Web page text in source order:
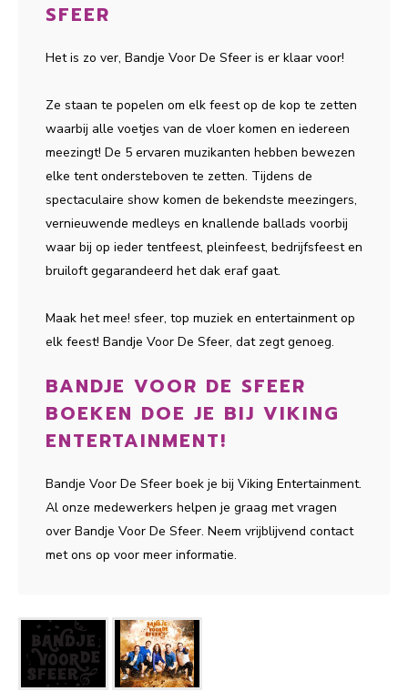
SFEER
Het is zo ver, Bandje Voor De Sfeer is er klaar voor!
Ze staan te popelen om elk feest op de kop te zetten
waarbij alle voetjes van de vloer komen en iedereen
meezingt! De 5 ervaren muzikanten hebben bewezen
elke tent ondersteboven te zetten. Tijdens de
spectaculaire show komen de bekendste meezingers,
vernieuwende medleys en knallende ballads voorbij
waar bij op ieder tentfeest, pleinfeest, bedrijfsfeest en
bruiloft gegarandeerd het dak eraf gaat.
Maak het mee! sfeer, top muziek en entertainment op
elk feest! Bandje Voor De Sfeer, dat zegt genoeg.
BANDJE VOOR DE SFEER
BOEKEN DOE JE BIJ VIKING
ENTERTAINMENT!
Bandje Voor De Sfeer boek je bij Viking Entertainment.
Al onze medewerkers helpen je graag met vragen
over Bandje Voor De Sfeer. Neem vrijblijvend contact
met ons op voor meer informatie.